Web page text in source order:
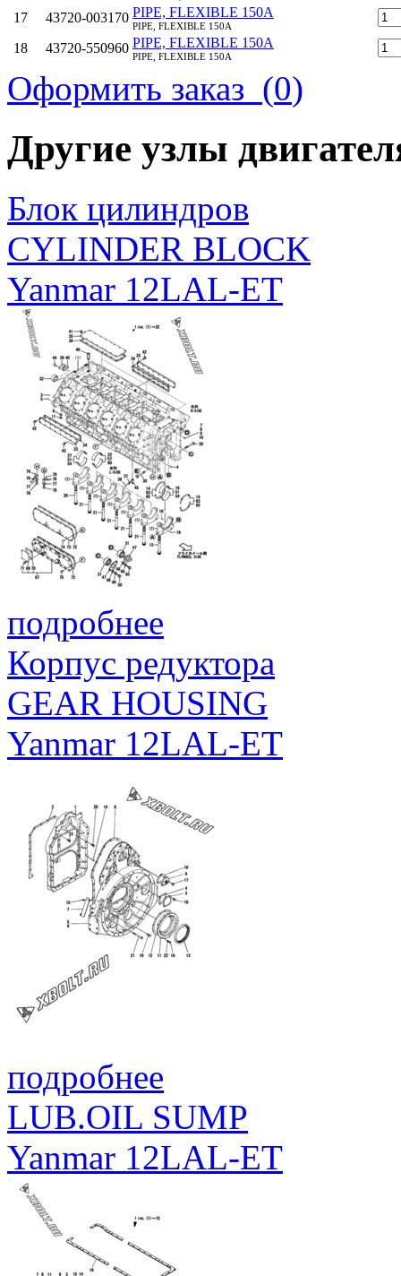
17 43720-003170 PIPE, FLEXIBLE 150A
PIPE, FLEXIBLE 150A
18 43720-550960 PIPE, FLEXIBLE 150A
PIPE, FLEXIBLE 150A
19
FLANGE, 5K150
20 23440-250000 ПРОКЛАДКА, 250
Оформить заказ (0)
Другие узлы
Блок цилиндров
CYLINDER BLOCK
Yanmar 12LAL-ET
подробнее
Корпус редуктора
GEAR HOUSING
Yanmar 12LAL-ET
подробнее
LUB.OIL SUMP
Yanmar 12LAL-ET